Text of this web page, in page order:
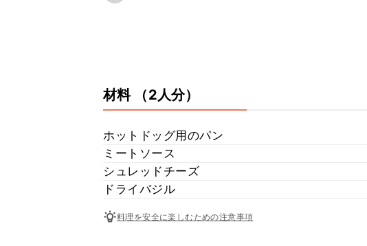
材料 （2人分）
ホットドッグ用のパン
ミートソース
シュレッドチーズ
ドライバジル
料理を安全に楽しむための注意事項